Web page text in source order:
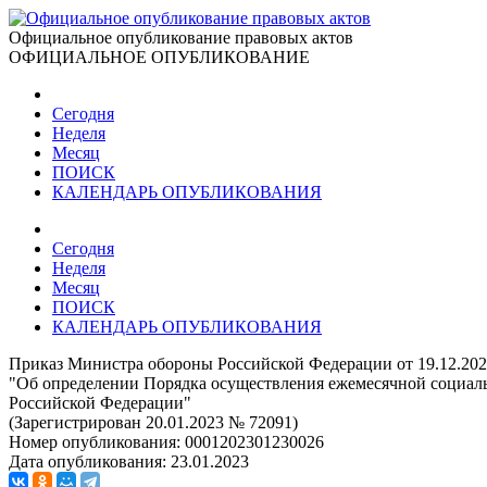
Официальное опубликование правовых актов
ОФИЦИАЛЬНОЕ ОПУБЛИКОВАНИЕ
Сегодня
Неделя
Месяц
ПОИСК
КАЛЕНДАРЬ ОПУБЛИКОВАНИЯ
Сегодня
Неделя
Месяц
ПОИСК
КАЛЕНДАРЬ ОПУБЛИКОВАНИЯ
Приказ Министра обороны Российской Федерации от
"Об определении Порядка осуществления ежемесячной
Российской Федерации"
(Зарегистрирован 20.01.2023 № 72091)
Номер опубликования: 0001202301230026
Дата опубликования: 23.01.2023